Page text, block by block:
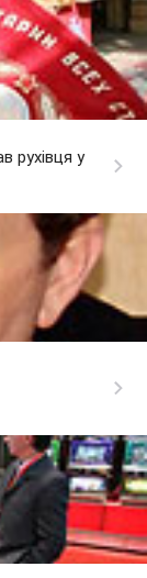
рухівця у